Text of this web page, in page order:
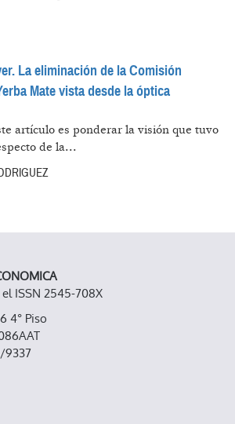
La eliminación de la Comisión
Mate vista desde la óptica
artículo es ponderar la visión que tuvo
de la...
ISSN 2545-708X
4° Piso
9337